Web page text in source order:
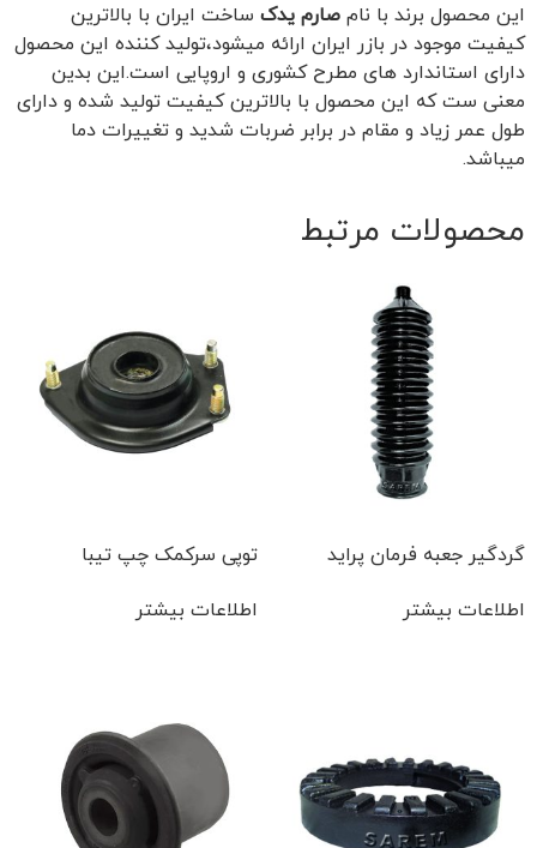
این محصول برند با نام صارم یدک ساخت ایران با بالاترین
کیفیت موجود در بازر ایران ارائه میشود،تولید کننده این محصول
دارای استاندارد های مطرح کشوری و اروپایی است.این بدین
معنی ست که این محصول با بالاترین کیفیت تولید شده و دارای
طول عمر زیاد و مقام در برابر ضربات شدید و تغییرات دما
میباشد.
محصولات مرتبط
گردگیر جعبه فرمان پراید
اطلاعات بیشتر
توپی سرکمک چپ تیبا
اطلاعات بیشتر